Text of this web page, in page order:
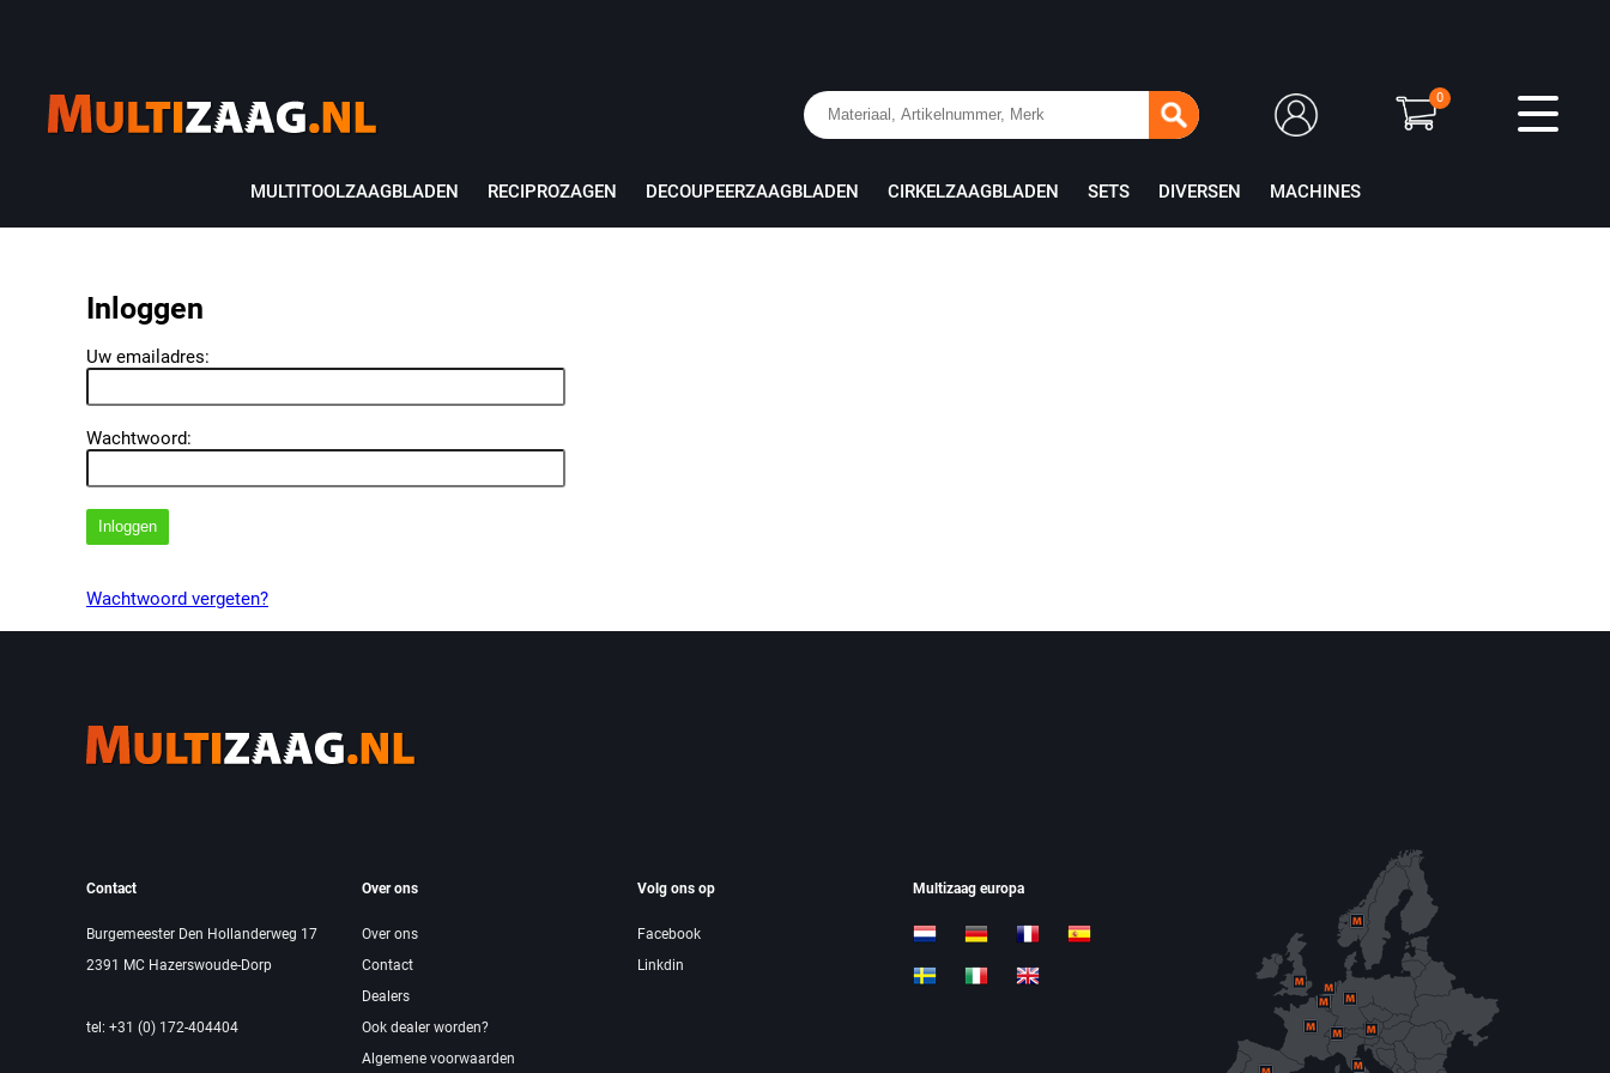
MULTITOOLZAAGBLADEN RECIPROZAGEN DECOUPEERZAAGBLADEN CIRKELZAAGBLADEN SETS DIVERSEN MACHINES
0
Inloggen
Uw emailadres:
Wachtwoord:
Inloggen
Wachtwoord vergeten?
Contact
Burgemeester Den Hollanderweg 17
2391 MC Hazerswoude-Dorp
tel: +31 (0) 172-404404
Over ons
Over ons
Contact
Dealers
Ook dealer worden?
Algemene voorwaarden
Volg ons op
Facebook
Linkdin
Multizaag europa